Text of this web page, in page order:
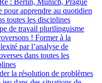
: Berlin, Munich, Prague
pour apprendre au quotidien
toutes les disciplines
de travail plurilinguisme
! Former à la
par l’analyse de
dans toutes les
la résolution de problèmes